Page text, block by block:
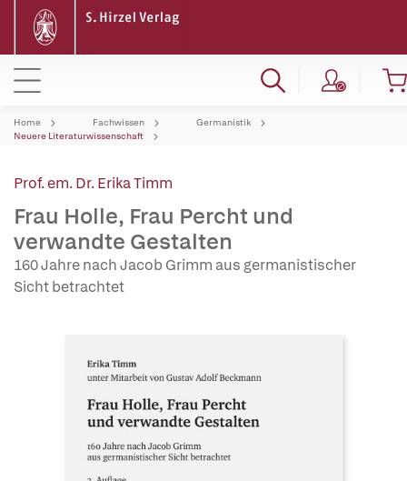
Home Fachwissen
Germanistik
Neuere Literaturwissenschaft
Prof. em. Dr. Erika Timm
Frau Holle, Frau Percht und
verwandte Gestalten
160 Jahre nach Jacob Grimm aus germanistischer
Sicht betrachtet